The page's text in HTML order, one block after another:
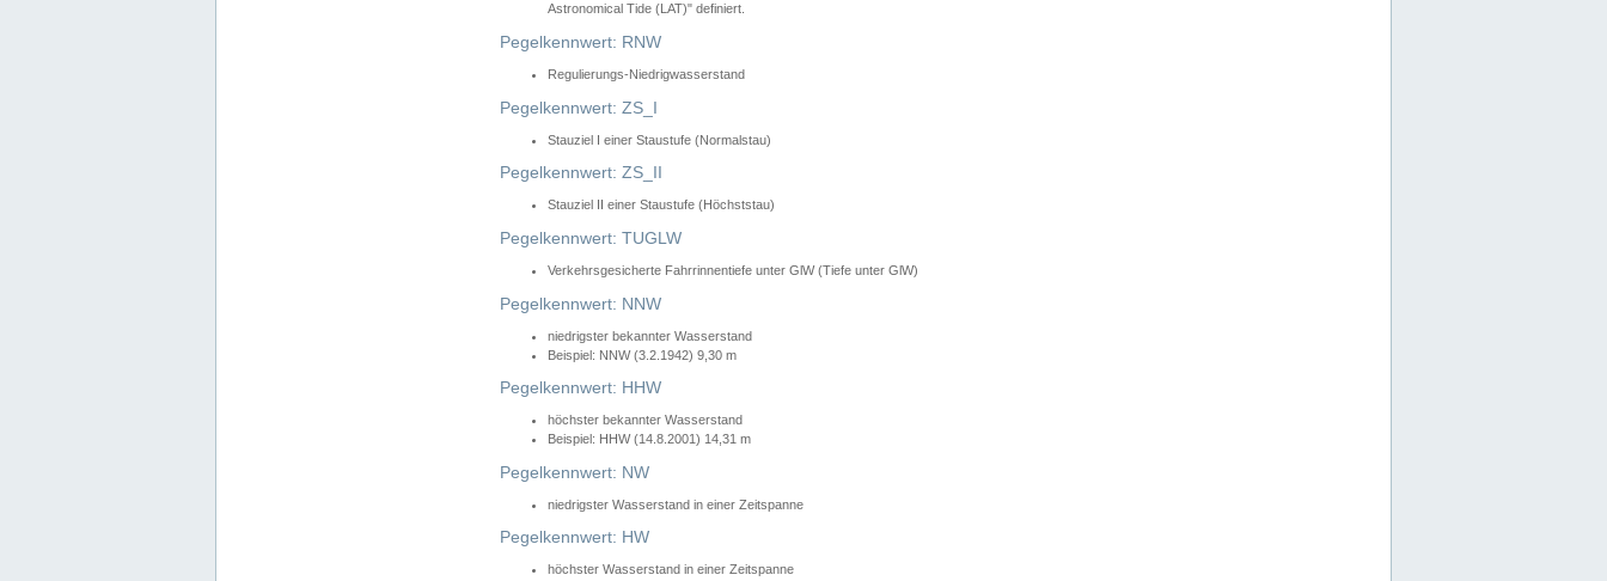
Astronomical Tide (LAT)" definiert.
Pegelkennwert: RNW
Regulierungs-Niedrigwasserstand
Pegelkennwert: ZS_I
Stauziel I einer Staustufe (Normalstau)
Pegelkennwert: ZS_II
Stauziel II einer Staustufe (Höchststau)
Pegelkennwert: TUGLW
Verkehrsgesicherte Fahrrinnentiefe unter GlW (Tiefe unter GlW)
Pegelkennwert: NNW
niedrigster bekannter Wasserstand
Beispiel: NNW (3.2.1942) 9,30 m
Pegelkennwert: HHW
höchster bekannter Wasserstand
Beispiel: HHW (14.8.2001) 14,31 m
Pegelkennwert: NW
niedrigster Wasserstand in einer Zeitspanne
Pegelkennwert: HW
höchster Wasserstand in einer Zeitspanne